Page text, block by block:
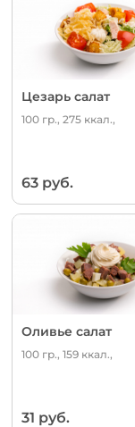
Цезарь салат
100 гр., 275 ккал.,
63 руб.
Оливье салат
100 гр., 159 ккал.,
31 руб.